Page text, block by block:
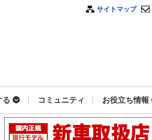
サイトマップ
る コミュニティ お役立ち情報